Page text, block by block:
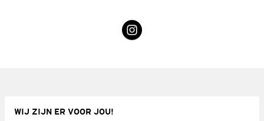
WIJ ZIJN ER VOOR JOU!